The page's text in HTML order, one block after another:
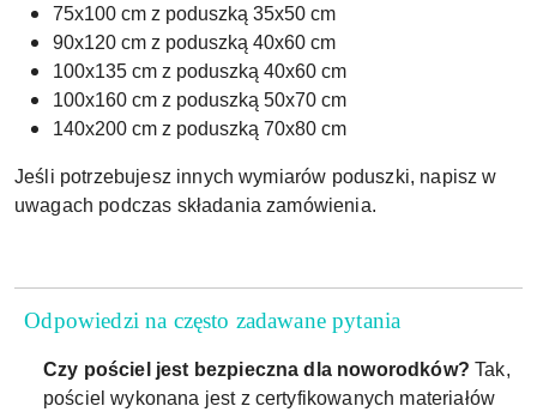
75x100 cm z poduszką 35x50 cm
90x120 cm z poduszką 40x60 cm
100x135 cm z poduszką 40x60 cm
100x160 cm z poduszką 50x70 cm
140x200 cm z poduszką 70x80 cm
Jeśli potrzebujesz innych wymiarów poduszki, napisz w
uwagach podczas składania zamówienia.
Odpowiedzi na często zadawane pytania
Czy pościel jest bezpieczna dla noworodków?Tak,
pościel wykonana jest z certyfikowanych materiałów